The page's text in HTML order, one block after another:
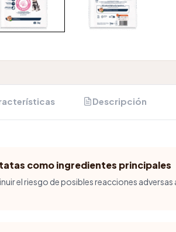
Descripción
como ingredientes principales
el riesgo de posibles reacciones adversas